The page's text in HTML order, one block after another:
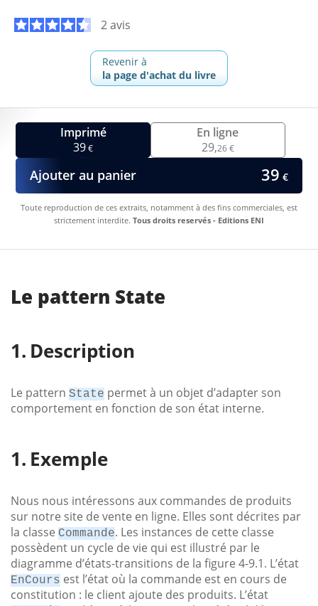
2 avis
Revenir à
la page d'achat du livre
Imprimé
39€
En ligne
29,26 €
Ajouter au panier 39 €
Toute reproduction de ces extraits, notamment à des fins commerciales, est
strictement interdite. Tous droits reservés - Editions ENI
Le pattern State
Description
Le pattern State permet à un objet d’adapter son
comportement en fonction de son état interne.
Exemple
Nous nous intéressons aux commandes de produits
sur notre site de vente en ligne. Elles sont décrites par
la classe Commande. Les instances de cette classe
possèdent un cycle de vie qui est illustré par le
diagramme d’états-transitions de la figure 4-9.1. L’état
EnCours est l’état où la commande est en cours de
constitution : le client ajoute des produits. L’état